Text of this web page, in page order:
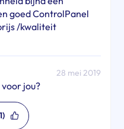
goed ControlPanel
/kwaliteit
28 mei 2019
jou?